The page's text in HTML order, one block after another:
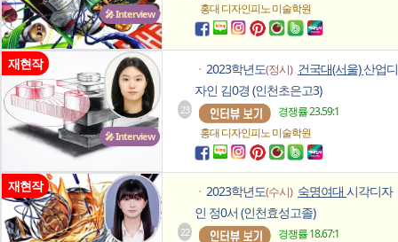
🎤 Interview
홍대 디자인피노미술학원
🎤 Interview
재현작
23
ㆍ 2023학년도(정시) 건국대(서울)산업디
자인 김0경 (인천초은고3)
경쟁률 23.59:1
홍대 디자인피노미술학원
재현작
22
ㆍ 2023학년도(수시) 숙명여대 시각디자
인 정0서 (인천효성고졸)
경쟁률 18.67:1